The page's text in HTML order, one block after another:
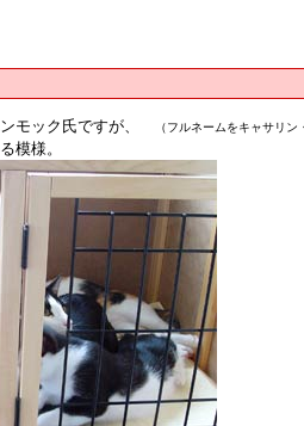
モック氏ですが、 （フルネームをキャサリン
模様。